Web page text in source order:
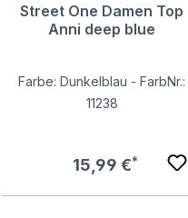
Street One Damen Top
Anni deep blue
Farbe: Dunkelblau - FarbNr.:
11238
Regulärer Preis:
15,99 €